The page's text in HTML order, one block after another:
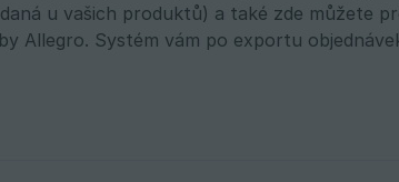
u vašich produktů) a také zde můžete
Allegro. Systém vám po exportu